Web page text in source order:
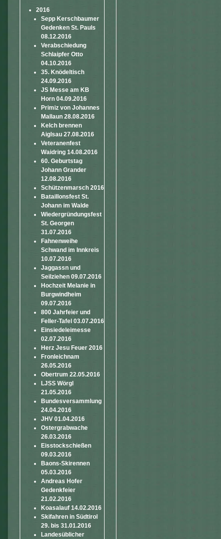
2016
Sepp Kerschbaumer
Gedenken St. Pauls
08.12.2016
Verabschiedung
Schlaipfer Otto
04.10.2016
35. Knödeltisch
24.09.2016
JS Messe am KB
Horn 04.09.2016
Primiz von Johannes
Mallaun 28.08.2016
Kelch brennen
Aiglsau 27.08.2016
Veteranenfest
Waidring 14.08.2016
60. Geburtstag
Johann Grander
12.08.2016
Schützenmarsch 2016
Bataillonsfest St.
Johann im Walde
Wiedergründungsfest
St. Georgen
31.07.2016
Fahnenweihe
Schwand im Innkreis
10.07.2016
Jaggassn und
Seilziehen 09.07.2016
Hochzeit Melanie in
Burgwindheim
09.07.2016
800 Jahrfeier und
Feller-Tafel 03.07.2016
Einsiedeleimesse
02.07.2016
Herz Jesu Feuer 2016
Fronleichnam
26.05.2016
Obertrum 22.05.2016
LJSS Wörgl
21.05.2016
Bundesversammlung
24.04.2016
JHV 01.04.2016
Ostergrabwache
26.03.2016
Eisstockschießen
09.03.2016
Baons-Skirennen
05.03.2016
Andreas Hofer
Gedenkfeier
21.02.2016
Koasalauf 14.02.2016
Skifahren in Südtirol
29. bis 31.01.2016
Landesüblicher